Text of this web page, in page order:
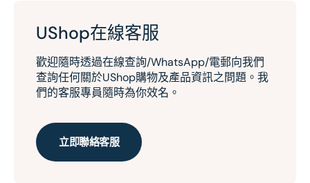
UShop在線客服
歡迎隨時透過在線查詢/WhatsApp/電郵向我們
查詢任何關於UShop購物及產品資訊之問題。我
們的客服專員隨時為你效名。
立即聯絡客服